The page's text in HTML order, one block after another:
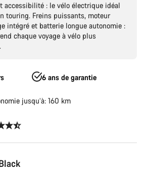
accessibilité : le vélo électrique idéal
touring. Freins puissants, moteur
intégré et batterie longue autonomie :
chaque voyage à vélo plus
6 ans de garantie
jusqu’à: 160 km